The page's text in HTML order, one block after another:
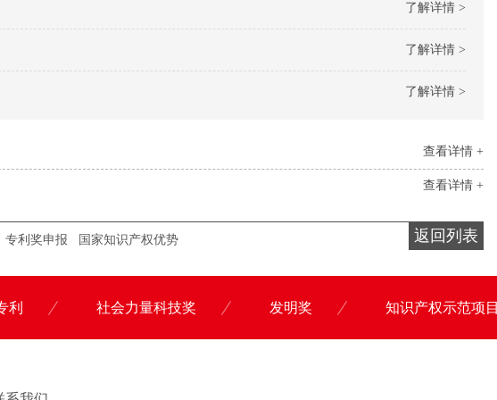
了解详情 >
了解详情 >
了解详情 >
查看详情 +
查看详情 +
返回列表
专利奖申报 国家知识产权优势
利 社会力量科技奖 发明奖 知识产权示范项目